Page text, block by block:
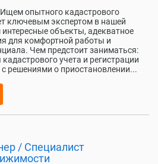
опытного кадастрового
ключевым экспертом в нашей
объекты, адекватное
для комфортной работы и
Чем предстоит заниматься:
учета и регистрации
решениями о приостановлении...
/ Специалист